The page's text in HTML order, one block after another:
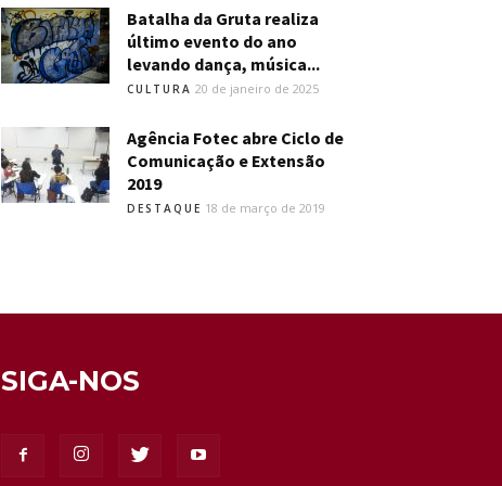
Batalha da Gruta realiza
último evento do ano
levando dança, música...
CULTURA 20 de janeiro de 2025
Agência Fotec abre Ciclo de
Comunicação e Extensão
2019
DESTAQUE 18 de março de 2019
SIGA-NOS